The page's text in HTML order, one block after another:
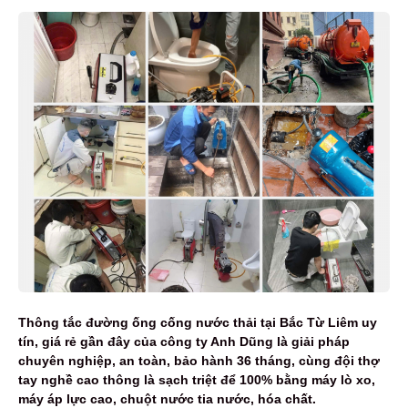
Thông tắc đường ống cống nước thải tại Bắc Từ Liêm uy
tín, giá rẻ gần đây của công ty Anh Dũng là giải pháp
chuyên nghiệp, an toàn, bảo hành 36 tháng, cùng đội thợ
tay nghề cao thông là sạch triệt để 100% bằng máy lò xo,
máy áp lực cao, chuột nước tia nước, hóa chất.